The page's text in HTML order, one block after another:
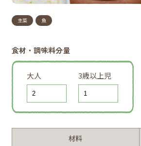
主菜 魚
食材・調味料分量
大人 3歳以上児
材料